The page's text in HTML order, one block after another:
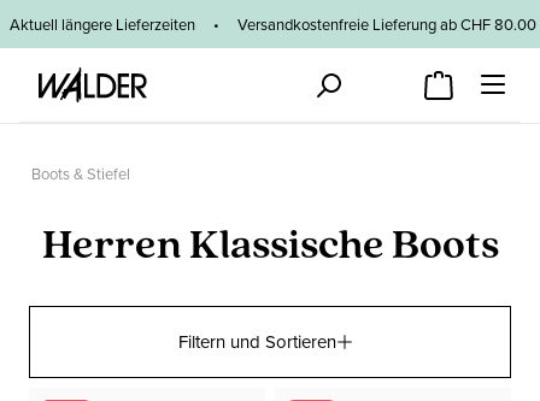
Zum Hauptinhalt springen
Aktuell längere Lieferzeiten • Versandkostenfreie Lieferung ab CHF
Boots & Stiefel
Herren Klassische Boots
Filtern und Sortieren